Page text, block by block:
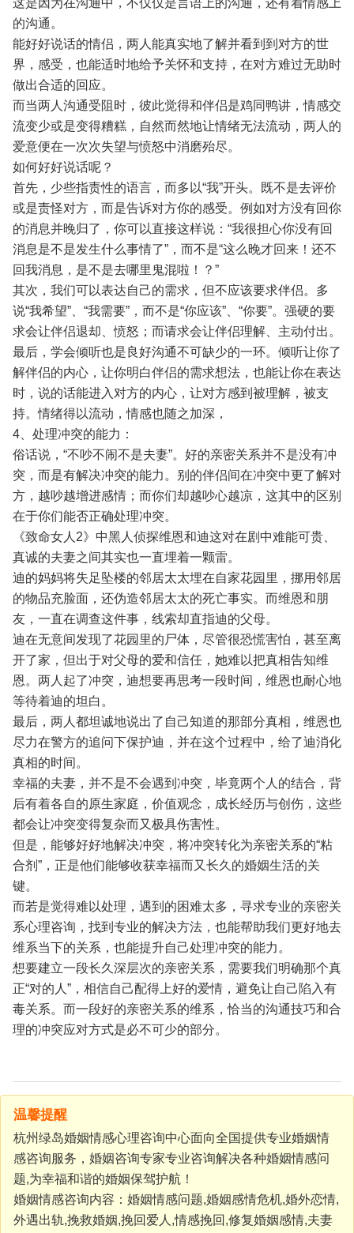
这是因为在沟通中，不仅仅是言语上的沟通，还有着情感上
的沟通。
能好好说话的情侣，两人能真实地了解并看到到对方的世
界，感受，也能适时地给予关怀和支持，在对方难过无助时
做出合适的回应。
而当两人沟通受阻时，彼此觉得和伴侣是鸡同鸭讲，情感交
流变少或是变得糟糕，自然而然地让情绪无法流动，两人的
爱意便在一次次失望与愤怒中消磨殆尽。
如何好好说话呢？
首先，少些指责性的语言，而多以“我”开头。既不是去评价
或是责怪对方，而是告诉对方你的感受。例如对方没有回你
的消息并晚归了，你可以直接这样说：“我很担心你没有回
消息是不是发生什么事情了”，而不是“这么晚才回来！还不
回我消息，是不是去哪里鬼混啦！？”
其次，我们可以表达自己的需求，但不应该要求伴侣。多
说“我希望”、“我需要”，而不是“你应该”、“你要”。强硬的要
求会让伴侣退却、愤怒；而请求会让伴侣理解、主动付出。
最后，学会倾听也是良好沟通不可缺少的一环。倾听让你了
解伴侣的内心，让你明白伴侣的需求想法，也能让你在表达
时，说的话能进入对方的内心，让对方感到被理解，被支
持。情绪得以流动，情感也随之加深，
4、处理冲突的能力：
俗话说，“不吵不闹不是夫妻”。好的亲密关系并不是没有冲
突，而是有解决冲突的能力。别的伴侣间在冲突中更了解对
方，越吵越增进感情；而你们却越吵心越凉，这其中的区别
在于你们能否正确处理冲突。
《致命女人2》中黑人侦探维恩和迪这对在剧中难能可贵、
真诚的夫妻之间其实也一直埋着一颗雷。
迪的妈妈将失足坠楼的邻居太太埋在自家花园里，挪用邻居
的物品充脸面，还伪造邻居太太的死亡事实。而维恩和朋
友，一直在调查这件事，线索却直指迪的父母。
迪在无意间发现了花园里的尸体，尽管很恐慌害怕，甚至离
开了家，但出于对父母的爱和信任，她难以把真相告知维
恩。两人起了冲突，迪想要再思考一段时间，维恩也耐心地
等待着迪的坦白。
最后，两人都坦诚地说出了自己知道的那部分真相，维恩也
尽力在警方的追问下保护迪，并在这个过程中，给了迪消化
真相的时间。
幸福的夫妻，并不是不会遇到冲突，毕竟两个人的结合，背
后有着各自的原生家庭，价值观念，成长经历与创伤，这些
都会让冲突变得复杂而又极具伤害性。
但是，能够好好地解决冲突，将冲突转化为亲密关系的“粘
合剂”，正是他们能够收获幸福而又长久的婚姻生活的关
键。
而若是觉得难以处理，遇到的困难太多，寻求专业的亲密关
系心理咨询，找到专业的解决方法，也能帮助我们更好地去
维系当下的关系，也能提升自己处理冲突的能力。
想要建立一段长久深层次的亲密关系，需要我们明确那个真
正“对的人”，相信自己配得上好的爱情，避免让自己陷入有
毒关系。而一段好的亲密关系的维系，恰当的沟通技巧和合
理的冲突应对方式是必不可少的部分。
温馨提醒
杭州绿岛婚姻情感心理咨询中心面向全国提供专业婚姻情
感咨询服务，婚姻咨询专家专业咨询解决各种婚姻情感问
题,为幸福和谐的婚姻保驾护航！
婚姻情感咨询内容：婚姻情感问题,婚姻感情危机,婚外恋情,
外遇出轨,挽救婚姻,挽回爱人,情感挽回,修复婚姻感情,夫妻